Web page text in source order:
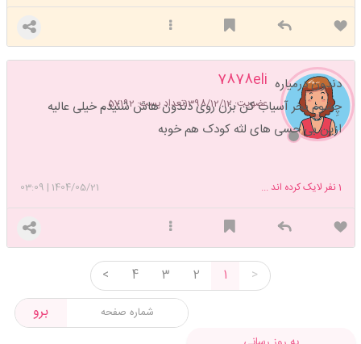
7878eli
عضویت: 1398/12/12 تعداد پست: 57192
دندون درمیاره
چِشوم بخر آسیاب کن بزن روی دندون هاش شنیدم خیلی عالیه
ازین بی حسی های لثه کودک هم خوبه
1404/05/21
|
03:09 1نفر لایک کرده اند ...
>
1
2
3
4
<
برو